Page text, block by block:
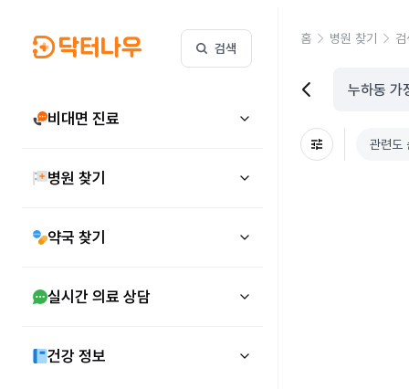
검색
비대면 진료
병원 찾기
약국 찾기
실시간 의료 상담
건강 정보
홈 병원 찾기
관련도